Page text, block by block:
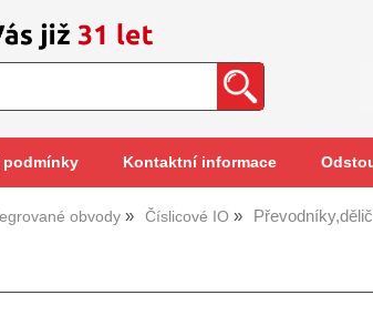
Kontaktní informace
obvody Číslicové IO